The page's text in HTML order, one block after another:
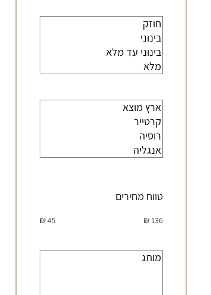
טווח מחירים
136
₪
45
₪